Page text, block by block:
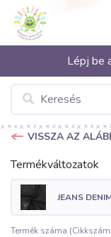
Lépj be
VISSZA AZ
Termékváltozatok
JEANS
Termék száma